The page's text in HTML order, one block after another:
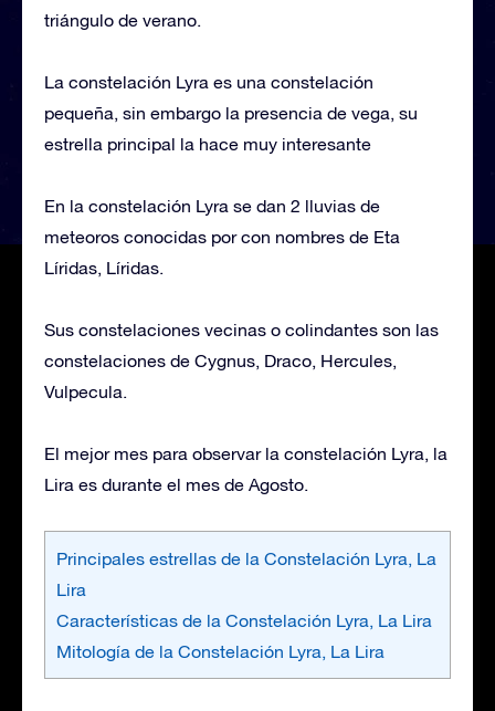
triángulo de verano.
La constelación Lyra es una constelación
pequeña, sin embargo la presencia de vega, su
estrella principal la hace muy interesante
En la constelación Lyra se dan 2 lluvias de
meteoros conocidas por con nombres de Eta
Líridas, Líridas.
Sus constelaciones vecinas o colindantes son las
constelaciones de Cygnus, Draco, Hercules,
Vulpecula.
El mejor mes para observar la constelación Lyra, la
Lira es durante el mes de Agosto.
Principales estrellas de la Constelación Lyra, La
Lira
Características de la Constelación Lyra, La Lira
Mitología de la Constelación Lyra, La Lira